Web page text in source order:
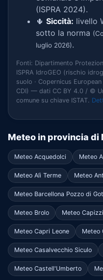
(ISPRA 2024).
🌵 Siccità: livello
sotto la norma
luglio 2026).
Fonti: Dipartimento
ISPRA IdroGEO (rischio
suolo · Copernicus
CDI) — dati CC BY 4.0 / ©
comune su chiave ISTAT.
Meteo in provincia di
Meteo Acquedolci Meteo
Meteo Alì Terme Meteo
Meteo Barcellona Pozzo di
Meteo Brolo Meteo Capizzi
Meteo Capri Leone Meteo
Meteo Casalvecchio Siculo
Meteo Castell'Umberto